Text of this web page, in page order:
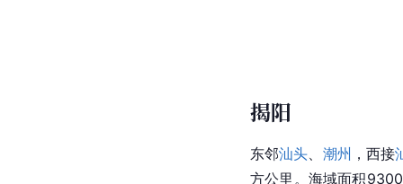
揭阳
东邻汕头、 潮州 ，西接
方公里。海域面积